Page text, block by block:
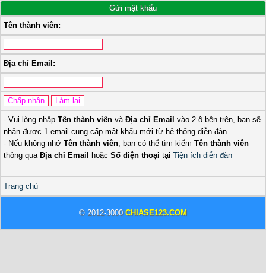
Gửi mật khẩu
Tên thành viên:
Địa chỉ Email:
- Vui lòng nhập Tên thành viên và Địa chỉ Email vào 2 ô bên trên, bạn sẽ
nhận được 1 email cung cấp mật khẩu mới từ hệ thống diễn đàn
- Nếu không nhớ Tên thành viên, bạn có thể tìm kiếm Tên thành viên
thông qua Địa chỉ Email hoặc Số điện thoại tại Tiện ích diễn đàn
Trang chủ
© 2012-3000 CHIASE123.COM